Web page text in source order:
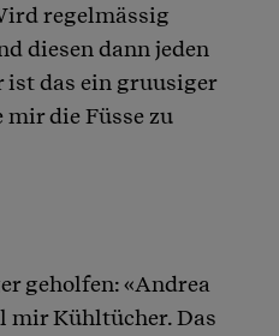
regelmässig
diesen dann jeden
ist das ein gruusiger
mir die Füsse zu
geholfen: «Andrea
Kühltücher. Das